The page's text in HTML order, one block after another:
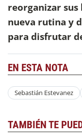
reorganizar
nueva rutina y
para disfrutar
EN ESTA NOTA
Sebastián Estevanez
TAMBIÉN TE